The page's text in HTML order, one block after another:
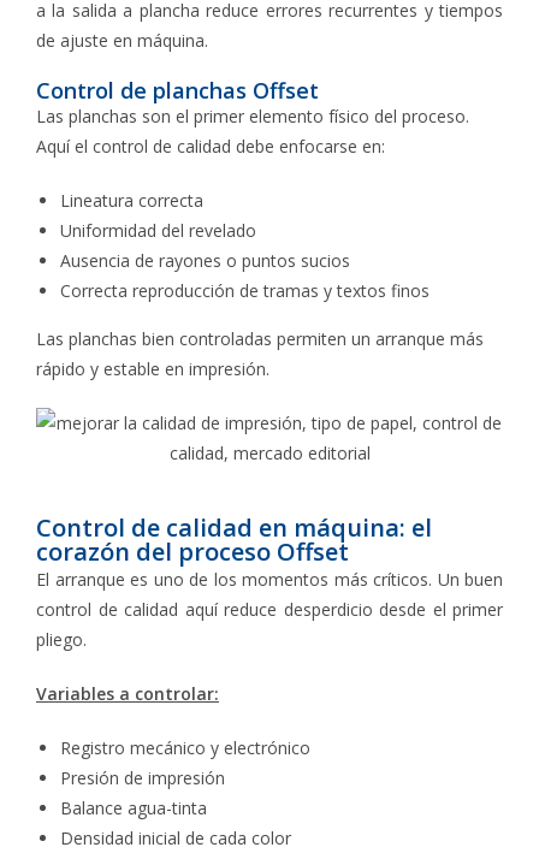
a la salida a plancha reduce errores recurrentes y tiempos
de ajuste en máquina.
Control de planchas Offset
Las planchas son el primer elemento físico del proceso.
Aquí el control de calidad debe enfocarse en:
Lineatura correcta
Uniformidad del revelado
Ausencia de rayones o puntos sucios
Correcta reproducción de tramas y textos finos
Las planchas bien controladas permiten un arranque más
rápido y estable en impresión.
Control de calidad en máquina: el
corazón del proceso Offset
El arranque es uno de los momentos más críticos. Un buen
control de calidad aquí reduce desperdicio desde el primer
pliego.
Variables a controlar:
Registro mecánico y electrónico
Presión de impresión
Balance agua-tinta
Densidad inicial de cada color